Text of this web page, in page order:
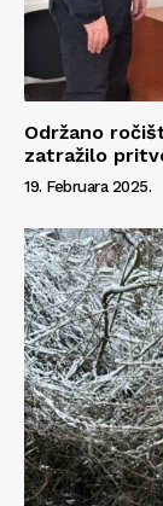
Održano
zatražilo
19. Februara 2025.